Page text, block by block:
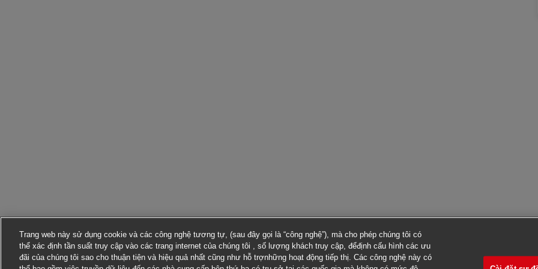
Trang web này sử dụng cookie và các công nghệ tương tự, (sau đây gọi là “công nghệ”), mà cho phép chúng tôi có
thể xác định tần suất truy cập vào các trang internet của chúng tôi , số lượng khách truy cập, đểđịnh cấu hình các ưu
đãi của chúng tôi sao cho thuận tiện và hiệu quả nhất cũng như hỗ trợnhững hoạt động tiếp thị. Các công nghệ này có